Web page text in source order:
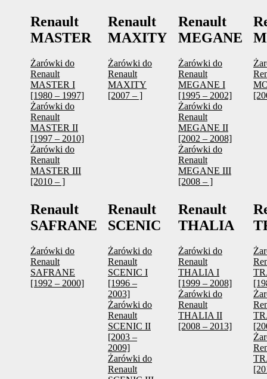
Renault
MASTER
Żarówki do
Renault
MASTER I
[1980 – 1997]
Żarówki do
Renault
MASTER II
[1997 – 2010]
Żarówki do
Renault
MASTER III
[2010 – ]
Renault
MAXITY
Żarówki do
Renault
MAXITY
[2007 – ]
Renault
MEGANE
Żarówki do
Renault
MEGANE I
[1995 – 2002]
Żarówki do
Renault
MEGANE II
[2002 – 2008]
Żarówki do
Renault
MEGANE III
[2008 – ]
Renault
SAFRANE
Żarówki do
Renault
SAFRANE
[1992 – 2000]
Renault
SCENIC
Żarówki do
Renault
SCENIC I
[1996 –
2003]
Żarówki do
Renault
SCENIC II
[2003 –
2009]
Żarówki do
Renault
Renault
THALIA
Żarówki do
Renault
THALIA I
[1999 – 2008]
Żarówki do
Renault
THALIA II
[2008 – 2013]